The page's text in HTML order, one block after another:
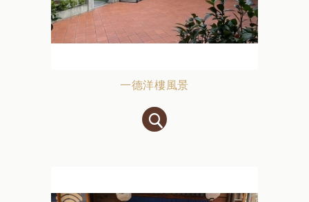
一德洋樓風景